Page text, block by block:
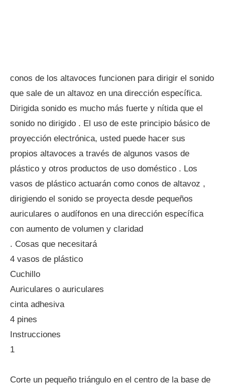
conos de los altavoces funcionen para dirigir el sonido
que sale de un altavoz en una dirección específica.
Dirigida sonido es mucho más fuerte y nítida que el
sonido no dirigido . El uso de este principio básico de
proyección electrónica, usted puede hacer sus
propios altavoces a través de algunos vasos de
plástico y otros productos de uso doméstico . Los
vasos de plástico actuarán como conos de altavoz ,
dirigiendo el sonido se proyecta desde pequeños
auriculares o audífonos en una dirección específica
con aumento de volumen y claridad
. Cosas que necesitará
4 vasos de plástico
Cuchillo
Auriculares o auriculares
cinta adhesiva
4 pines
Instrucciones
1
Corte un pequeño triángulo en el centro de la base de